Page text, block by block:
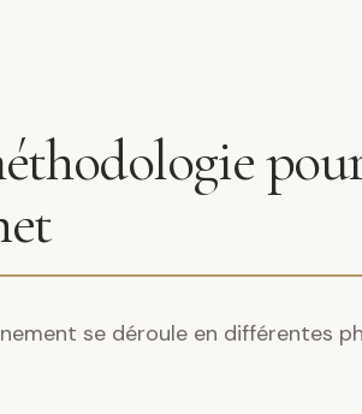
se déroule en différentes